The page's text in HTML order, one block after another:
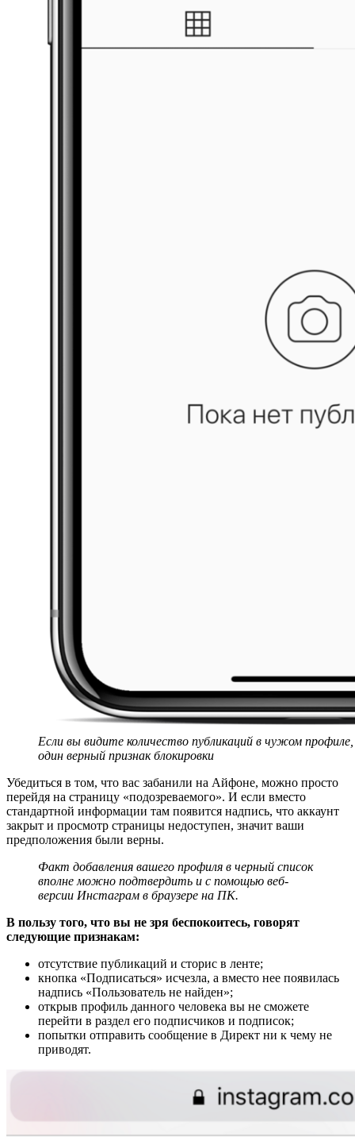
Если вы видите количество публикаций в чужом
один верный признак блокировки
Убедиться в том, что вас забанили на Айфоне, можно просто
перейдя на страницу «подозреваемого». И если вместо
стандартной информации там появится надпись, что аккаунт
закрыт и просмотр страницы недоступен, значит ваши
предположения были верны.
Факт добавления вашего профиля в черный список
вполне можно подтвердить и с помощью веб-
версии Инстаграм в браузере на ПК.
В пользу того, что вы не зря беспокоитесь, говорят
следующие признакам:
отсутствие публикаций и сторис в ленте;
кнопка «Подписаться» исчезла, а вместо нее появилась
надпись «Пользователь не найден»;
открыв профиль данного человека вы не сможете
перейти в раздел его подписчиков и подписок;
попытки отправить сообщение в Директ ни к чему не
приводят.